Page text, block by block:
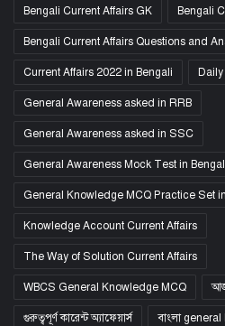
Bengali Current Affairs GK Bengali
Bengali Current Affairs Questions and
Current Affairs 2022 in Bengali
General Awareness asked in RRB
General Awareness asked in SSC
General Awareness Mock Test in
General Knowledge MCQ Practice Set
Knowledge Account Current Affairs
The Way of Solution Current Affairs
WBCS General Knowledge MCQ
গুরুত্বপূর্ণ কারেন্ট অ্যাফেয়ার্স বাংলা